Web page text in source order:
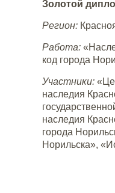
Золотой
Регион:
Работа:
код города
Участники:
наследия
наследия
города
Норильска»,